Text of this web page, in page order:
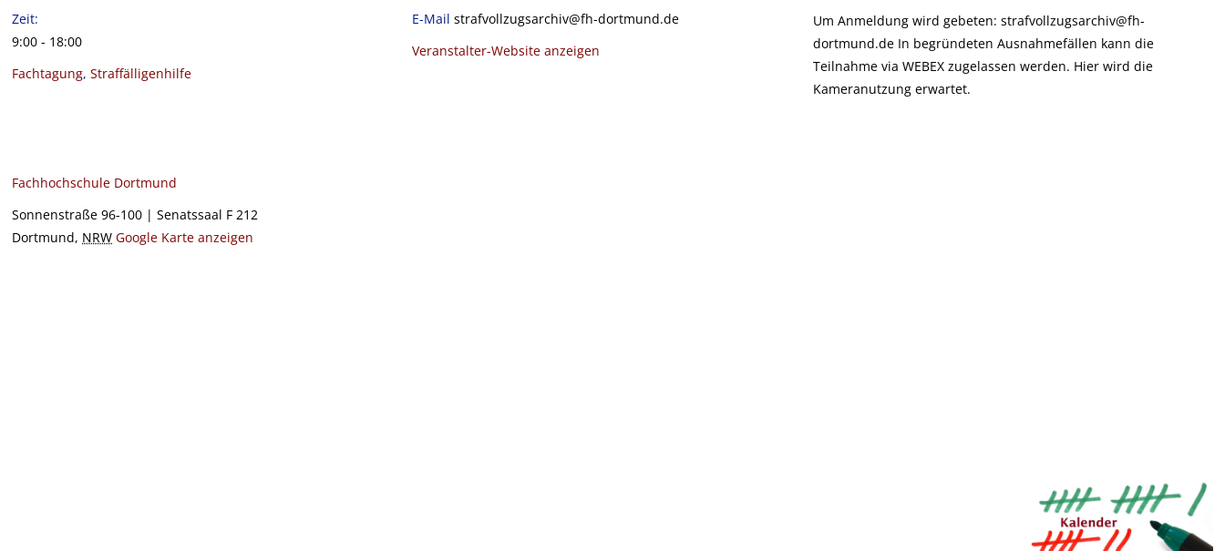
Zeit:
9:00 - 18:00
Fachtagung,Straffälligenhilfe
E-Mailstrafvollzugsarchiv@fh-dortmund.de
Veranstalter-Website anzeigen
Um Anmeldung wird gebeten: strafvollzugsarchiv@fh-
dortmund.de In begründeten Ausnahmefällen kann die
Teilnahme via WEBEX zugelassen werden. Hier wird die
Kameranutzung erwartet.
Fachhochschule Dortmund
Sonnenstraße 96-100 | Senatssaal F 212
Dortmund, NRW Google Karte anzeigen